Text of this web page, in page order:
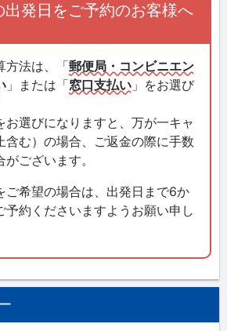
発日をご予約のお客様へ
方法は、「郵便局・コンビニエン
」または「窓口支払い 」をお選び
お選びになりますと、万が一キャ
含む）の場合、ご返金の際に手数
ございます。
ご希望の場合は、出発日まで6か
予約くださいますようお願い申し